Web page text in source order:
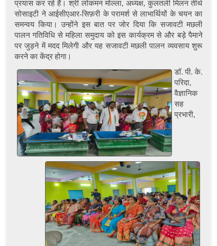
प्रयास कर रहे हैं। श्री लोकमन मोल्ला, अध्यक्ष, कुलतली मिलन तीर्थ
सोसाइटी ने आईसीएआर-सिफ़री के परामर्श से लाभार्थियों के चयन का
समन्वय किया। उन्होंने इस बात पर जोर दिया कि सजावटी मछली
पालन गतिविधि से महिला समुदाय को इस कार्यक्रम से और बड़े पैमाने
पर जुड़ने में मदद मिलेगी और यह सजावटी मछली पालन व्यवसाय शुरू
करने का केंद्र होगा।
डॉ. पी. के.
परिदा,
वैज्ञानिक
सह
प्रभारी,